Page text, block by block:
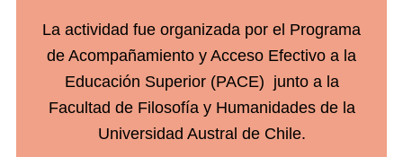
La actividad fue organizada por el Programa
de Acompañamiento y Acceso Efectivo a la
Educación Superior (PACE) junto a la
Facultad de Filosofía y Humanidades de la
Universidad Austral de Chile.